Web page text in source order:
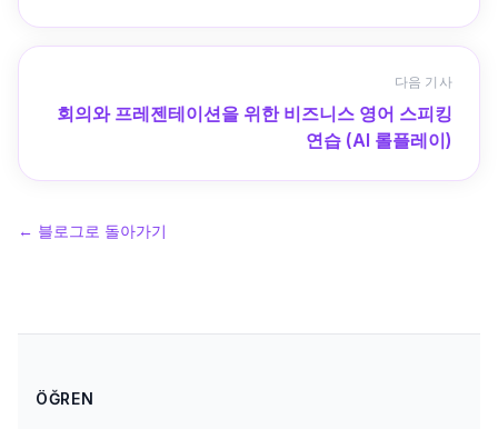
다음 기사
회의와 프레젠테이션을 위한 비즈니스 영어 스피킹
연습 (AI 롤플레이)
← 블로그로 돌아가기
ÖĞREN